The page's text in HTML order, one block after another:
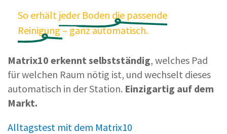
So erhält jeder Boden die passende
Reinigung– ganz automatisch.
Matrix10 erkennt selbstständig, welches Pad
für welchen Raum nötig ist, und wechselt dieses
automatisch in der Station. Einzigartig auf dem
Markt.
Alltagstest mit dem Matrix10